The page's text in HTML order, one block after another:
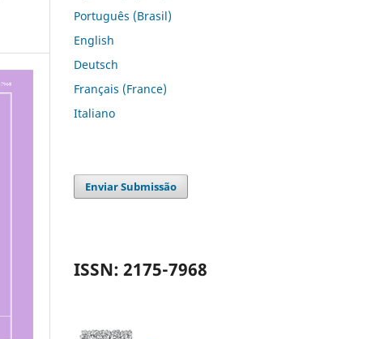
Português (Brasil)
English
Deutsch
Français (France)
Italiano
Enviar Submissão
ISSN: 2175-7968